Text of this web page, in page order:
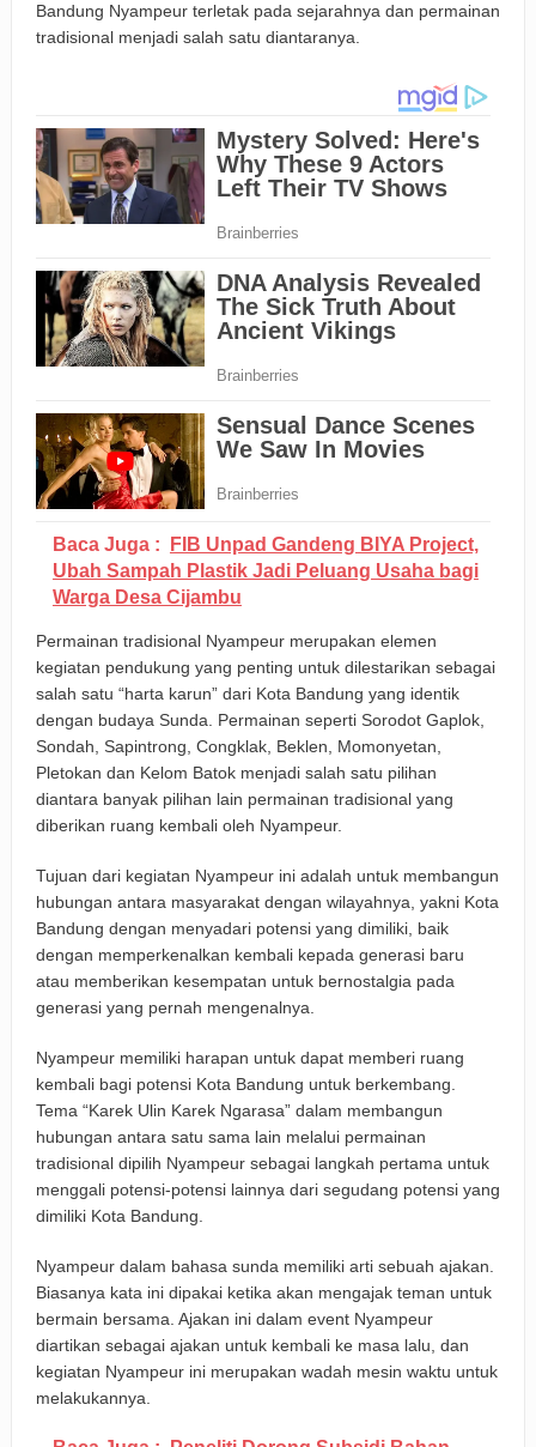
Bandung Nyampeur terletak pada sejarahnya dan permainan
tradisional menjadi salah satu diantaranya.
Baca Juga :
FIB Unpad Gandeng BIYA Project,
Ubah Sampah Plastik Jadi Peluang Usaha bagi
Warga Desa Cijambu
Permainan tradisional Nyampeur merupakan elemen
kegiatan pendukung yang penting untuk dilestarikan sebagai
salah satu “harta karun” dari Kota Bandung yang identik
dengan budaya Sunda. Permainan seperti Sorodot Gaplok,
Sondah, Sapintrong, Congklak, Beklen, Momonyetan,
Pletokan dan Kelom Batok menjadi salah satu pilihan
diantara banyak pilihan lain permainan tradisional yang
diberikan ruang kembali oleh Nyampeur.
Tujuan dari kegiatan Nyampeur ini adalah untuk membangun
hubungan antara masyarakat dengan wilayahnya, yakni Kota
Bandung dengan menyadari potensi yang dimiliki, baik
dengan memperkenalkan kembali kepada generasi baru
atau memberikan kesempatan untuk bernostalgia pada
generasi yang pernah mengenalnya.
Nyampeur memiliki harapan untuk dapat memberi ruang
kembali bagi potensi Kota Bandung untuk berkembang.
Tema “Karek Ulin Karek Ngarasa” dalam membangun
hubungan antara satu sama lain melalui permainan
tradisional dipilih Nyampeur sebagai langkah pertama untuk
menggali potensi-potensi lainnya dari segudang potensi yang
dimiliki Kota Bandung.
Nyampeur dalam bahasa sunda memiliki arti sebuah ajakan.
Biasanya kata ini dipakai ketika akan mengajak teman untuk
bermain bersama. Ajakan ini dalam event Nyampeur
diartikan sebagai ajakan untuk kembali ke masa lalu, dan
kegiatan Nyampeur ini merupakan wadah mesin waktu untuk
melakukannya.